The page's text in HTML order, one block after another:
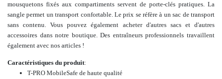
mousquetons fixés aux compartiments servent de porte-clés pratiques. La
sangle permet un transport confortable. Le prix se réfère à un sac de transport
sans contenu.Vous pouvez également acheter d'autres sacs et d'autres
accessoires dans notre boutique.Des entraîneurs professionnels travaillent
également avec nos articles !
Caractéristiques du produit:
T-PRO MobileSafe de haute qualité